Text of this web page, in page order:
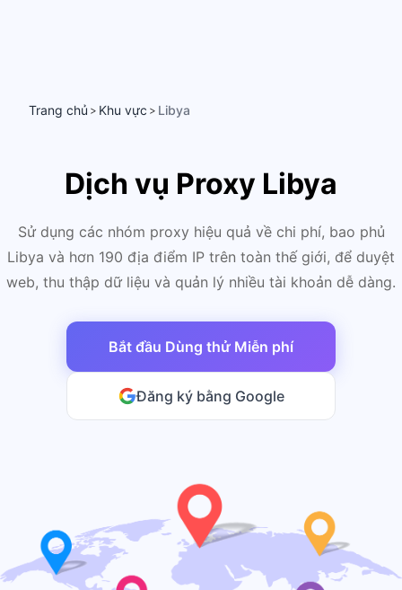
Trang chủ > Khu vực > Libya
Dịch vụ Proxy Libya
Sử dụng các nhóm proxy hiệu quả về chi phí, bao phủ
Libya và hơn 190 địa điểm IP trên toàn thế giới, để duyệt
web, thu thập dữ liệu và quản lý nhiều tài khoản dễ dàng.
Bắt đầu Dùng thử Miễn phí
Đăng ký bằng Google